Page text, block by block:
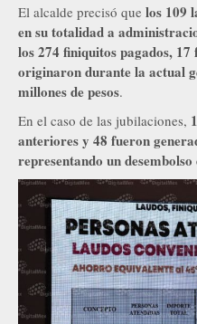
El alcalde precisó que los 109
en su totalidad a
los 274 finiquitos pagados,
originaron durante la actual
millones de pesos.
En el caso de las jubilaciones,
anteriores y 48 fueron
representando un